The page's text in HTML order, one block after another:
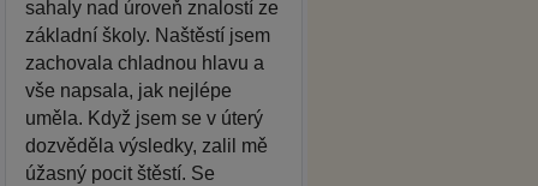
sahaly nad úroveň znalostí ze
základní školy. Naštěstí jsem
zachovala chladnou hlavu a
vše napsala, jak nejlépe
uměla. Když jsem se v úterý
dozvěděla výsledky, zalil mě
úžasný pocit štěstí. Se